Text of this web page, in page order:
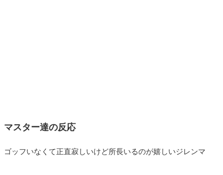
マスター達の反応
ゴッフいなくて正直寂しいけど所長いるのが嬉しいジレンマ